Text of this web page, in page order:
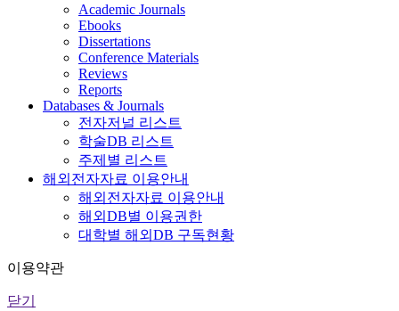
Academic Journals
Ebooks
Dissertations
Conference Materials
Reviews
Reports
Databases & Journals
전자저널 리스트
학술DB 리스트
주제별 리스트
해외전자자료 이용안내
해외전자자료 이용안내
해외DB별 이용권한
대학별 해외DB 구독현황
이용약관
닫기